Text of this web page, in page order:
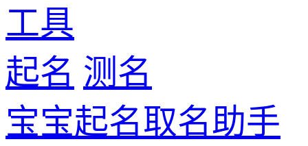
工具
起名 测名
宝宝起名取名助手